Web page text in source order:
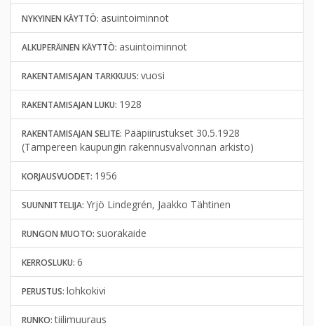
NYKYINEN KÄYTTÖ: asuintoiminnot
ALKUPERÄINEN KÄYTTÖ: asuintoiminnot
RAKENTAMISAJAN TARKKUUS: vuosi
RAKENTAMISAJAN LUKU: 1928
RAKENTAMISAJAN SELITE: Pääpiirustukset 30.5.1928
(Tampereen kaupungin rakennusvalvonnan arkisto)
KORJAUSVUODET: 1956
SUUNNITTELIJA: Yrjö Lindegrén, Jaakko Tähtinen
RUNGON MUOTO: suorakaide
KERROSLUKU: 6
PERUSTUS: lohkokivi
RUNKO:tiilimuuraus